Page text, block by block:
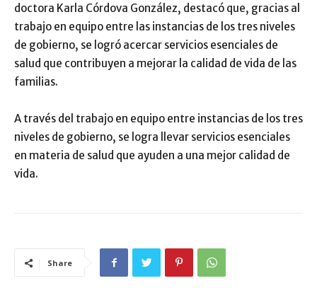
doctora Karla Córdova González, destacó que, gracias al
trabajo en equipo entre las instancias de los tres niveles
de gobierno, se logró acercar servicios esenciales de
salud que contribuyen a mejorar la calidad de vida de las
familias.
A través del trabajo en equipo entre instancias de los tres
niveles de gobierno, se logra llevar servicios esenciales
en materia de salud que ayuden a una mejor calidad de
vida.
Share